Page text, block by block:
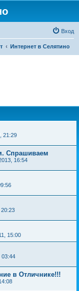
Вход
Интернет в Селятино
21:29
Спрашиваем
16:54
20:23
15:00
03:44
в Отличнике!!!